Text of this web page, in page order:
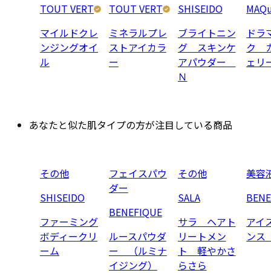
TOUT VERT
マイルドクレ
ンジングオイ
ル
TOUT VERT
ミネラルプレ
ストアイカラ
ー
SHISEIDO
ブライトニン
グ スキンケ
アパウダー
Ｎ
ドラ
ク
ェ
あなたと似た肌タイプの方が注目している商品
その他
SHISEIDO
ファーミング
ボディークリ
ーム
フェイスパウ
ダー
BENEFIQUE
ルースパウダ
ー （ルミナ
イジング）
その他
SALA
サラ ヘアト
リートメン
ト 軽やかさ
らさら
美容
アイ
ン